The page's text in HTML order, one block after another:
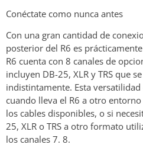
Conéctate como nunca antes
Con una gran cantidad de
posterior del R6 es
R6 cuenta con 8 canales de
incluyen DB-25, XLR y TRS que
indistintamente. Esta
cuando lleva el R6 a otro
los cables disponibles, o si
25, XLR o TRS a otro formato
los canales 7. 8.